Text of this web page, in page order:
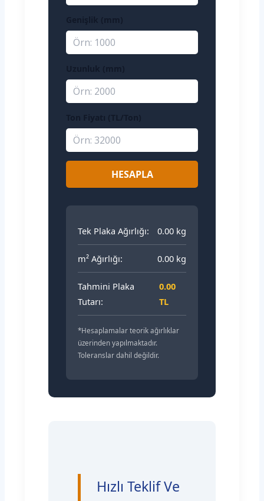
HESAPLA
Tek Plaka Ağırlığı: 0.00 kg
m² Ağırlığı: 0.00 kg
Tahmini Plaka
Tutarı:
0.00
TL
*Hesaplamalar teorik ağırlıklar
üzerinden yapılmaktadır.
Toleranslar dahil değildir.
Hızlı Teklif Ve